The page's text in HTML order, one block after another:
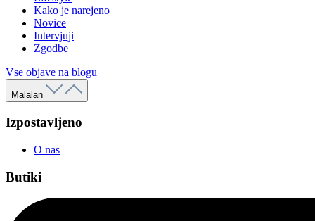
Kako je narejeno
Novice
Intervjuji
Zgodbe
Vse objave na blogu
Malalan
Izpostavljeno
O nas
Butiki